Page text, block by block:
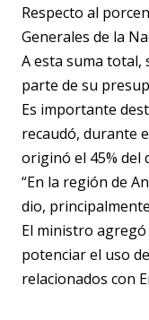
Respecto al
Generales de la
A esta suma
parte de su
Es importante
recaudó, durante
originó el 45% del
“En la región de
dio,
El ministro
potenciar el uso
relacionados con